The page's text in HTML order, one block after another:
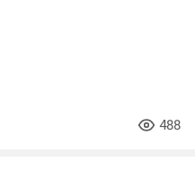
488